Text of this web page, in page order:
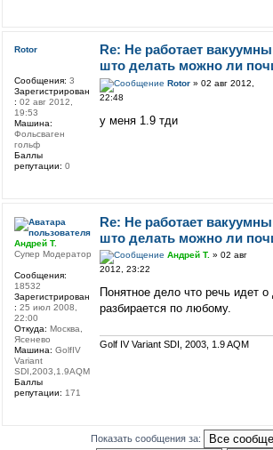
Re: Не работает
што делать можно ли
Rotor» 02 авг 2012,
22:48
у меня 1.9 тди
Rotor
Сообщения: 3
Зарегистрирован
: 02 авг 2012,
19:53
Машина:
Фольсваген
гольф
Баллы
репутации: 0
Re: Не работает
што делать можно ли
Андрей Т.» 02 авг
2012, 23:22
Понятное дело что речь идет
разбирается по любому.
Golf IV Variant SDI, 2003, 1.9 AQM
Андрей Т.
Супер Модератор
Сообщения:
18532
Зарегистрирован
: 25 июл 2008,
22:00
Откуда: Москва,
Ясенево
Машина: GolfIV
Variant
SDI,2003,1.9AQM
Баллы
репутации: 171
Показать сообщения за: